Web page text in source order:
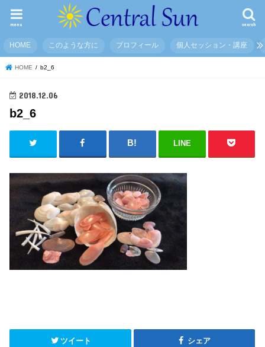
search
menu
HOME このような方に プロフィール 個人セッション・講座
HOME b2_6
2018.12.06
b2_6
LINE
ツイート シェア